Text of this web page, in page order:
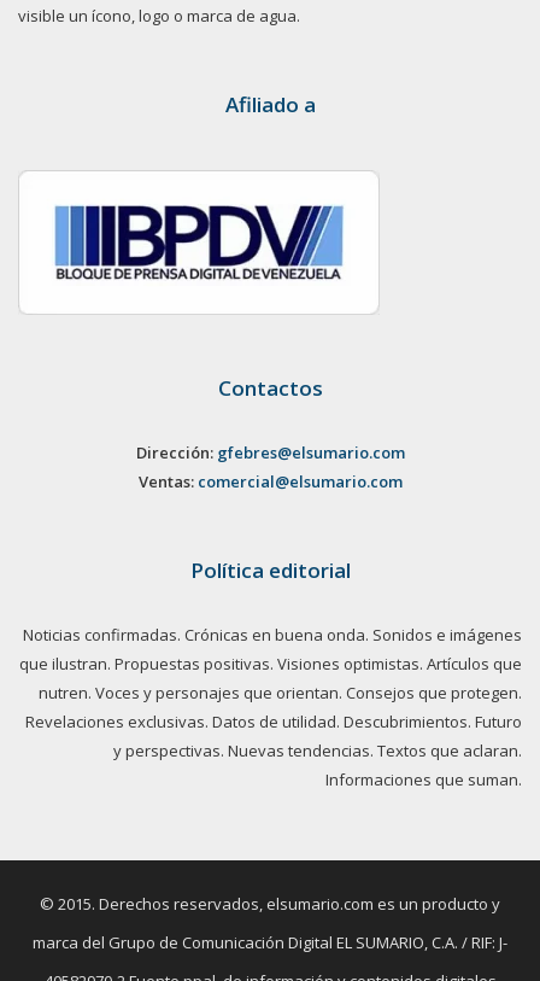
visible un ícono, logo o marca de agua.
Afiliado a
Contactos
Dirección: gfebres@elsumario.com
Ventas: comercial@elsumario.com
Política editorial
Noticias confirmadas. Crónicas en buena onda. Sonidos e imágenes
que ilustran. Propuestas positivas. Visiones optimistas. Artículos que
nutren. Voces y personajes que orientan. Consejos que protegen.
Revelaciones exclusivas. Datos de utilidad. Descubrimientos. Futuro
y perspectivas. Nuevas tendencias. Textos que aclaran.
Informaciones que suman.
© 2015. Derechos reservados, elsumario.com es un producto y
marca del Grupo de Comunicación Digital EL SUMARIO, C.A. / RIF: J-